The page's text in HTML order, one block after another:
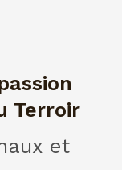
Terroir
et